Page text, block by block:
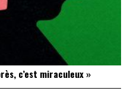
c’est miraculeux »